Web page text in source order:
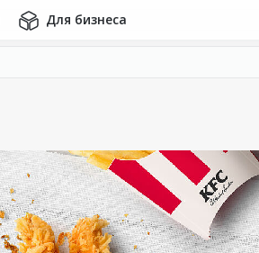
Для бизнеса